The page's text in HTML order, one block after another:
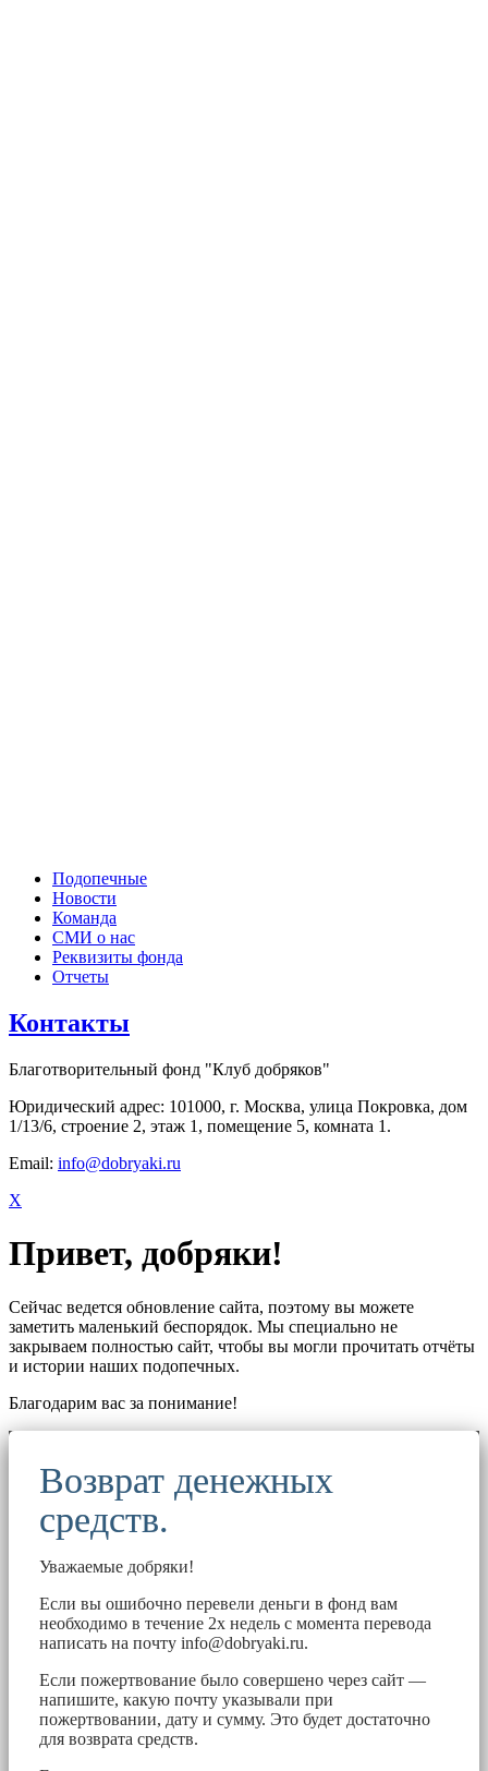
Подопечные
Новости
Команда
СМИ о нас
Реквизиты фонда
Отчеты
Контакты
Благотворительный фонд "Клуб добряков"
Юридический адрес: 101000, г. Москва, улица Покровка, дом
1/13/6, строение 2, этаж 1, помещение 5, комната 1.
Email: info@dobryaki.ru
X
Привет, добряки!
Сейчас ведется обновление сайта, поэтому вы можете
заметить маленький беспорядок. Мы специально не
закрываем полностью сайт, чтобы вы могли прочитать отчёты
и истории наших подопечных.
Благодарим вас за понимание!
Возврат денежных
средств.
Уважаемые добряки!
Если вы ошибочно перевели деньги в фонд вам
необходимо в течение 2х недель с момента перевода
написать на почту info@dobryaki.ru.
Если пожертвование было совершено через сайт —
напишите, какую почту указывали при
пожертвовании, дату и сумму. Это будет достаточно
для возврата средств.